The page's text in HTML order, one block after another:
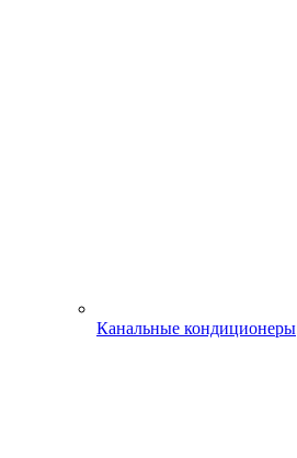
Канальные кондиционеры